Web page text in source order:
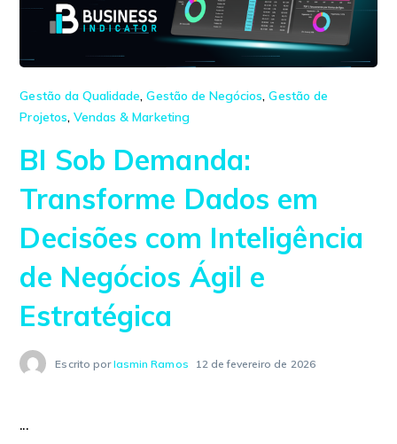
Gestão da Qualidade,Gestão de Negócios,Gestão de
Projetos, Vendas & Marketing
BI Sob Demanda:
Transforme Dados em
Decisões com Inteligência
de Negócios Ágil e
Estratégica
Escrito porIasmin Ramos 12 de fevereiro de 2026
...